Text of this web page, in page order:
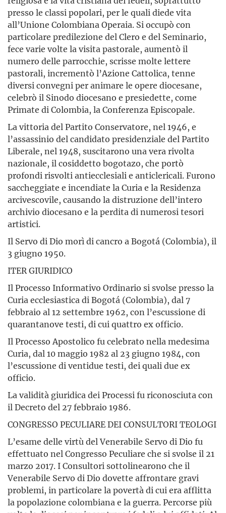
presso le classi popolari, per le quali diede vita
all’Unione Colombiana Operaia. Si occupò con
particolare predilezione del Clero e del Seminario,
fece varie volte la visita pastorale, aumentò il
numero delle parrocchie, scrisse molte lettere
pastorali, incrementò l’Azione Cattolica, tenne
diversi convegni per animare le opere diocesane,
celebrò il Sinodo diocesano e presiedette, come
Primate di Colombia, la Conferenza Episcopale.
La vittoria del Partito Conservatore, nel 1946, e
l’assassinio del candidato presidenziale del Partito
Liberale, nel 1948, suscitarono una vera rivolta
nazionale, il cosiddetto bogotazo, che portò
profondi risvolti antiecclesiali e anticlericali. Furono
saccheggiate e incendiate la Curia e la Residenza
arcivescovile, causando la distruzione dell’intero
archivio diocesano e la perdita di numerosi tesori
artistici.
Il Servo di Dio morì di cancro a Bogotá (Colombia), il
3 giugno 1950.
ITER GIURIDICO
Il Processo Informativo Ordinario si svolse presso la
Curia ecclesiastica di Bogotá (Colombia), dal 7
febbraio al 12 settembre 1962, con l’escussione di
quarantanove testi, di cui quattro ex officio.
Il Processo Apostolico fu celebrato nella medesima
Curia, dal 10 maggio 1982 al 23 giugno 1984, con
l’escussione di ventidue testi, dei quali due ex
officio.
La validità giuridica dei Processi fu riconosciuta con
il Decreto del 27 febbraio 1986.
CONGRESSO PECULIARE DEI CONSULTORI TEOLOGI
L’esame delle virtù del Venerabile Servo di Dio fu
effettuato nel Congresso Peculiare che si svolse il 21
marzo 2017. I Consultori sottolinearono che il
Venerabile Servo di Dio dovette affrontare gravi
problemi, in particolare la povertà di cui era afflitta
la popolazione colombiana e la guerra. Percorse più